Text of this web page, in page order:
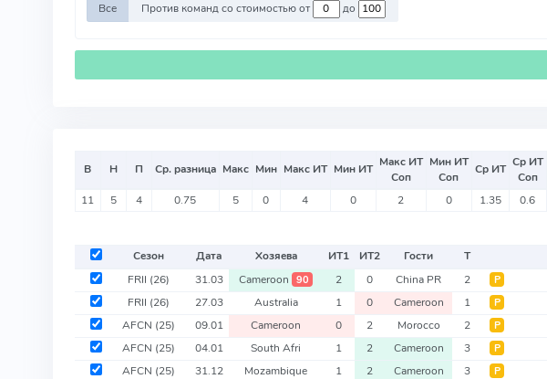
Все Против команд со стоимостью от до
В Н П Ср. разница Макс Мин Макс ИТ Мин ИТ Макс ИТ
Соп
Мин ИТ
Соп
Ср ИТ Ср ИТ
Соп
11 5 4 0.75 5 0 4 0 2 0 1.35 0.6
Сезон Дата Хозяева ИТ1 ИТ2 Гости Т
FRII (26) 31.03 Cameroon 90 2 0 China PR 2 Р
FRII (26) 27.03 Australia 1 0 Cameroon 1 Р
AFCN (25) 09.01 Cameroon 0 2 Morocco 2 Р
AFCN (25) 04.01 South Afri 1 2 Cameroon 3 Р
AFCN (25) 31.12 Mozambique 1 2 Cameroon 3 Р